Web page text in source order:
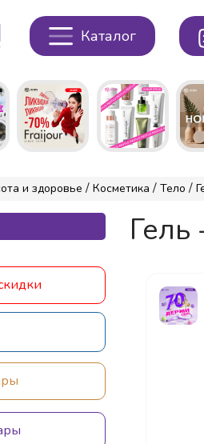
Каталог
и здоровье / Косметика / Тело /